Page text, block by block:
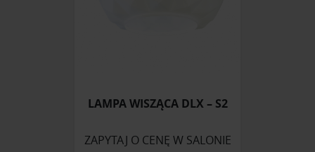
LAMPA WISZĄCA DLX – S2
ZAPYTAJ O CENĘ W SALONIE